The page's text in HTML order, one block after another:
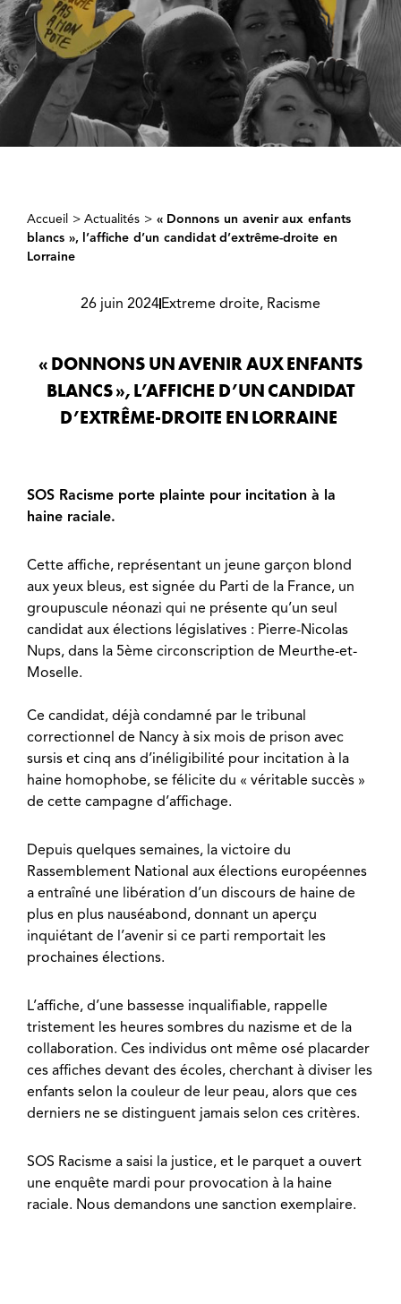
Accueil >Actualités > « Donnons un avenir aux enfants
blancs », l’affiche d’un candidat d’extrême-droite en
Lorraine
26 juin 2024Extreme droite, Racisme
« DONNONS UN AVENIR AUX ENFANTS
BLANCS », L’AFFICHE D’UN CANDIDAT
D’EXTRÊME-DROITE EN LORRAINE
SOS Racisme porte plainte pour incitation à la
haine raciale.
Cette affiche, représentant un jeune garçon blond
aux yeux bleus, est signée du Parti de la France, un
groupuscule néonazi qui ne présente qu’un seul
candidat aux élections législatives : Pierre-Nicolas
Nups, dans la 5ème circonscription de Meurthe-et-
Moselle.
Ce candidat, déjà condamné par le tribunal
correctionnel de Nancy à six mois de prison avec
sursis et cinq ans d’inéligibilité pour incitation à la
haine homophobe, se félicite du « véritable succès »
de cette campagne d’affichage.
Depuis quelques semaines, la victoire du
Rassemblement National aux élections européennes
a entraîné une libération d’un discours de haine de
plus en plus nauséabond, donnant un aperçu
inquiétant de l’avenir si ce parti remportait les
prochaines élections.
L’affiche, d’une bassesse inqualifiable, rappelle
tristement les heures sombres du nazisme et de la
collaboration. Ces individus ont même osé placarder
ces affiches devant des écoles, cherchant à diviser les
enfants selon la couleur de leur peau, alors que ces
derniers ne se distinguent jamais selon ces critères.
SOS Racisme a saisi la justice, et le parquet a ouvert
une enquête mardi pour provocation à la haine
raciale. Nous demandons une sanction exemplaire.